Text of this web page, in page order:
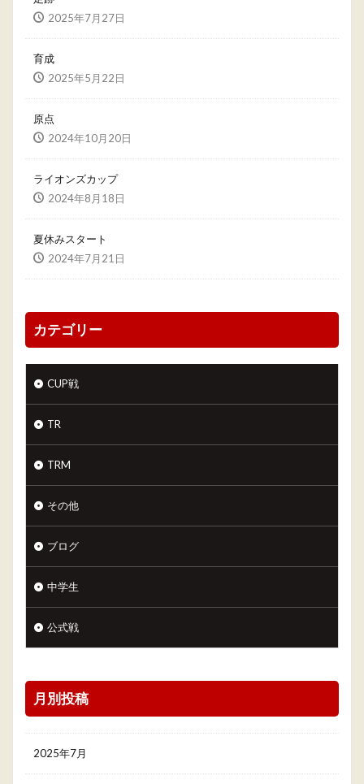
2025年7月27日
育成
2025年5月22日
原点
2024年10月20日
ライオンズカップ
2024年8月18日
夏休みスタート
2024年7月21日
カテゴリー
CUP戦
TR
TRM
その他
ブログ
中学生
公式戦
月別投稿
2025年7月